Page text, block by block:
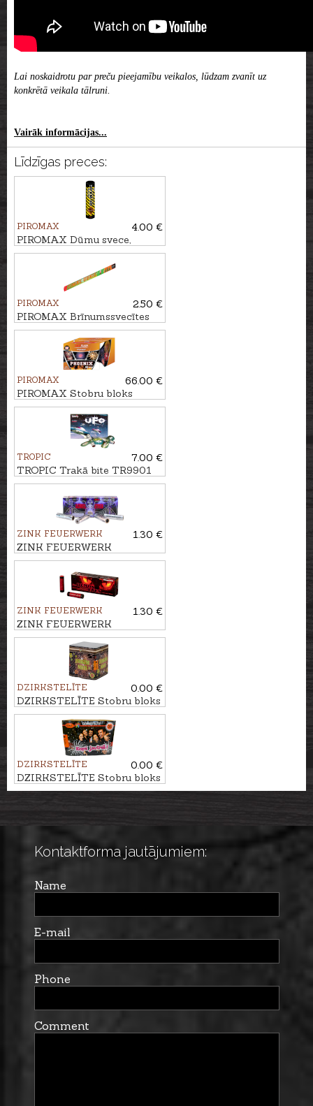
Lai noskaidrotu par preču pieejamību veikalos, lūdzam zvanīt uz
konkrētā veikala tālruni.
Vairāk informācijas...
Līdzīgas preces:
PIROMAX
4.00 €
PIROMAX Dūmu svece,
dzeltena PXM40
PIROMAX
2.50 €
PIROMAX Brīnumssvecītes
PXG110, 70cm
PIROMAX
66.00 €
PIROMAX Stobru bloks
PHOENIX, 64 - ŠĀV.
TROPIC
7.00 €
TROPIC Trakā bite TR9901
ZINK FEUERWERK
1.30 €
ZINK FEUERWERK
Signālraķete ANGLE EYES,
ZINK FEUERWERK
1.30 €
ZINK FEUERWERK
Signālraķete DEMON EYES,
DZIRKSTELĪTE
0.00 €
DZIRKSTELĪTE Stobru bloks
ZVAIGŽŅU NAKTS, 28 -
DZIRKSTELĪTE
0.00 €
DZIRKSTELĪTE Stobru bloks
KOPĀ JAUTRĀK, 35 - ŠĀV.
Kontaktforma jautājumiem:
Name
E-mail
Phone
Comment